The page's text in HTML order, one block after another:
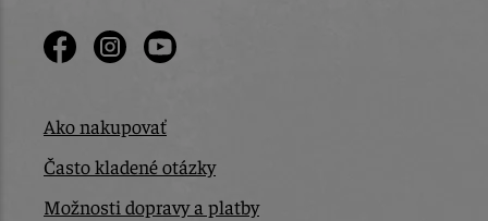
Ako nakupovať
Často kladené otázky
Možnosti dopravy a platby